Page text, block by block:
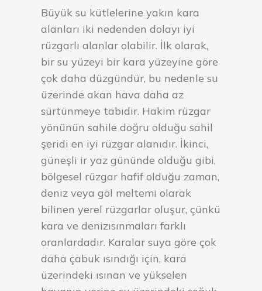
Büyük su kütlelerine yakın kara
alanları iki nedenden dolayı iyi
rüzgarlı alanlar olabilir. İlk olarak,
bir su yüzeyi bir kara yüzeyine göre
çok daha düzgündür, bu nedenle su
üzerinde akan hava daha az
sürtünmeye tabidir. Hakim rüzgar
yönünün sahile doğru olduğu sahil
şeridi en iyi rüzgar alanıdır. İkinci,
güneşli ir yaz gününde olduğu gibi,
bölgesel rüzgar hafif olduğu zaman,
deniz veya göl meltemi olarak
bilinen yerel rüzgarlar oluşur, çünkü
kara ve denizısınmaları farklı
oranlardadır. Karalar suya göre çok
daha çabuk ısındığı için, kara
üzerindeki ısınan ve yükselen